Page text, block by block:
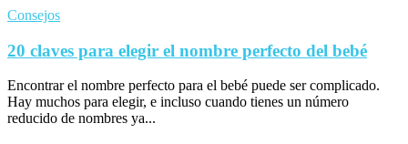
Consejos
20 claves para elegir el nombre perfecto del bebé
Encontrar el nombre perfecto para el bebé puede ser complicado.
Hay muchos para elegir, e incluso cuando tienes un número
reducido de nombres ya...